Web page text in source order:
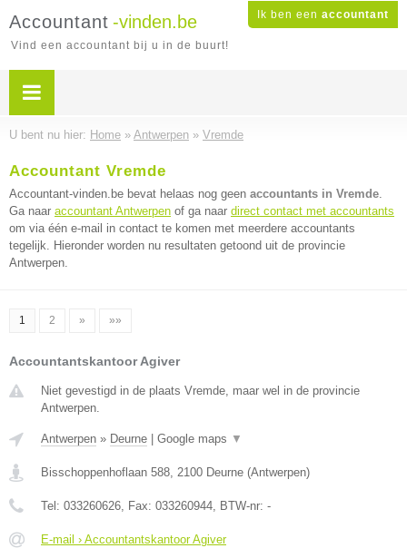
Ik ben een accountant
Accountant -vinden.be
Vind een accountant bij u in de buurt!
U bent nu hier: Home » Antwerpen » Vremde
Accountant Vremde
Accountant-vinden.be bevat helaas nog geen accountants in Vremde.
Ga naar accountant Antwerpen of ga naar direct contact met accountants
om via één e-mail in contact te komen met meerdere accountants
tegelijk. Hieronder worden nu resultaten getoond uit de provincie
Antwerpen.
1 2 » »»
Accountantskantoor Agiver
Niet gevestigd in de plaats Vremde, maar wel in de provincie
Antwerpen.
Antwerpen » Deurne Google maps ▼
Bisschoppenhoflaan 588, 2100 Deurne (Antwerpen)
Tel: 033260626, Fax: 033260944, BTW-nr: -
E-mail › Accountantskantoor Agiver